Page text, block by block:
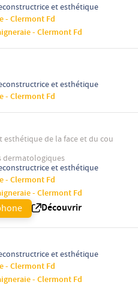
et esthétique
- Clermont Fd
- Clermont Fd
et esthétique
- Clermont Fd
de la face et du cou
dermatologiques
et esthétique
- Clermont Fd
- Clermont Fd
Découvrir
et esthétique
- Clermont Fd
- Clermont Fd